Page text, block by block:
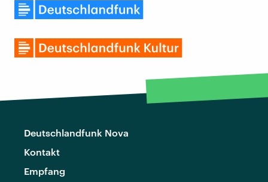
Deutschlandfunk Nova
Kontakt
Empfang